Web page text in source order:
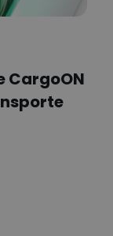
CargoON